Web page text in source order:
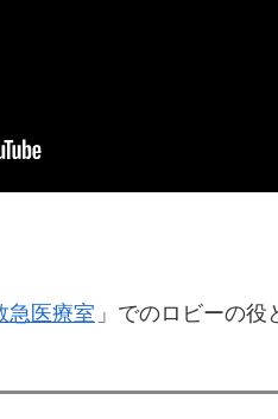
急医療室 」でのロビーの